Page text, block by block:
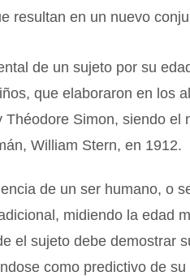
resultan en un nuevo
de un sujeto por su
que elaboraron en los
Simon, siendo el
William Stern, en 1912.
de un ser humano, o
midiendo la edad
el sujeto debe demostrar
como predictivo de